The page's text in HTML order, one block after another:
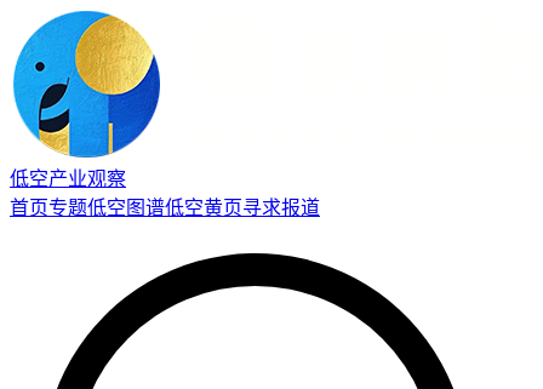
低空产业观察
首页专题低空图谱低空黄页寻求报道